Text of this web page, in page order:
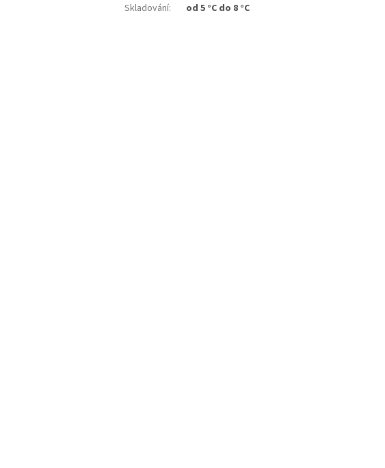
Skladování: od 5 °C do 8 °C